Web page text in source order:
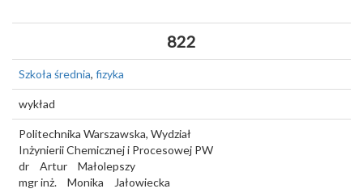
822
Szkoła średnia, fizyka
wykład
Politechnika Warszawska, Wydział
Inżynierii Chemicznej i Procesowej PW
dr
Artur
Małolepszy
mgr inż.
Monika Jałowiecka